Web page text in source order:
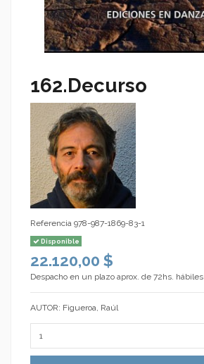
162.Decurso
Referencia 978-987-1869-83-1
Disponible
22.120,00 $
Despacho en un plazo aprox. de 72hs. hábiles
AUTOR: Figueroa, Raúl